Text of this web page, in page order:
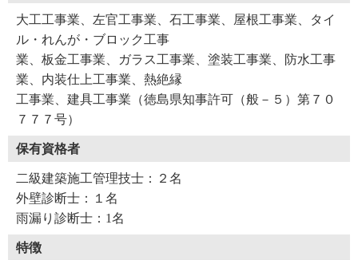
大工工事業、左官工事業、石工事業、屋根工事業、タイ
ル・れんが・ブロック工事
業、板金工事業、ガラス工事業、塗装工事業、防水工事
業、内装仕上工事業、熱絶縁
工事業、建具工事業（徳島県知事許可（般－５）第７０
７７７号）
保有資格者
二級建築施工管理技士：２名
外壁診断士：１名
雨漏り診断士：1名
特徴